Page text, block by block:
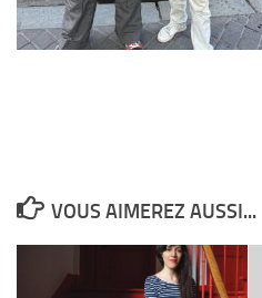
VOUS AIMEREZ AUSSI...